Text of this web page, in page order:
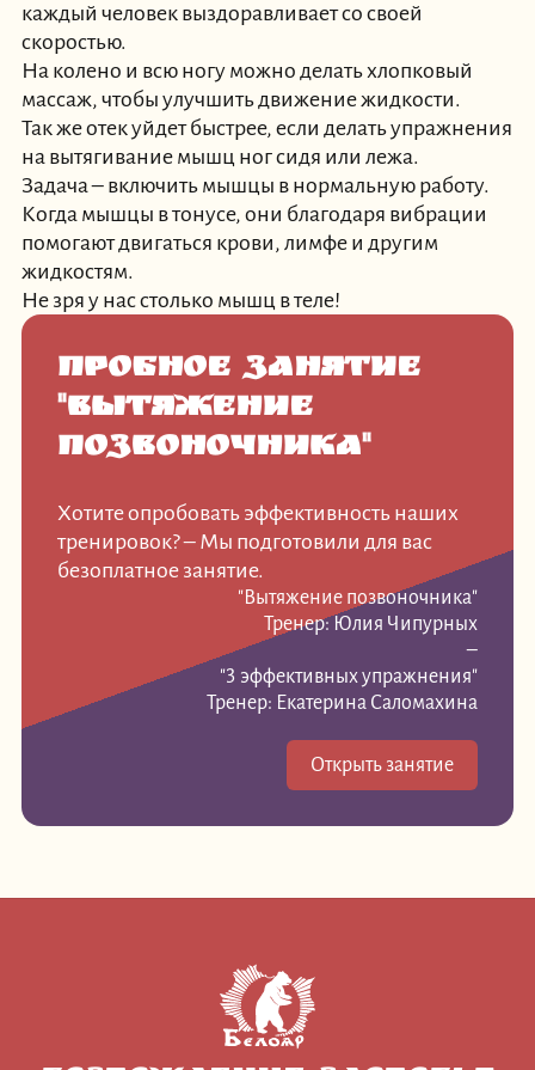
каждый человек выздоравливает со своей
скоростью.
На колено и всю ногу можно делать хлопковый
массаж, чтобы улучшить движение жидкости.
Так же отек уйдет быстрее, если делать упражнения
на вытягивание мышц ног сидя или лежа.
Задача – включить мышцы в нормальную работу.
Когда мышцы в тонусе, они благодаря вибрации
помогают двигаться крови, лимфе и другим
жидкостям.
Не зря у нас столько мышц в теле!
Пробное занятие
"Вытяжение
позвоночника"
Хотите опробовать эффективность наших
тренировок? – Мы подготовили для вас
безоплатное занятие.
"Вытяжение позвоночника"
Тренер: Юлия Чипурных
–
"3 эффективных упражнения"
Тренер: Екатерина Саломахина
Открыть занятие